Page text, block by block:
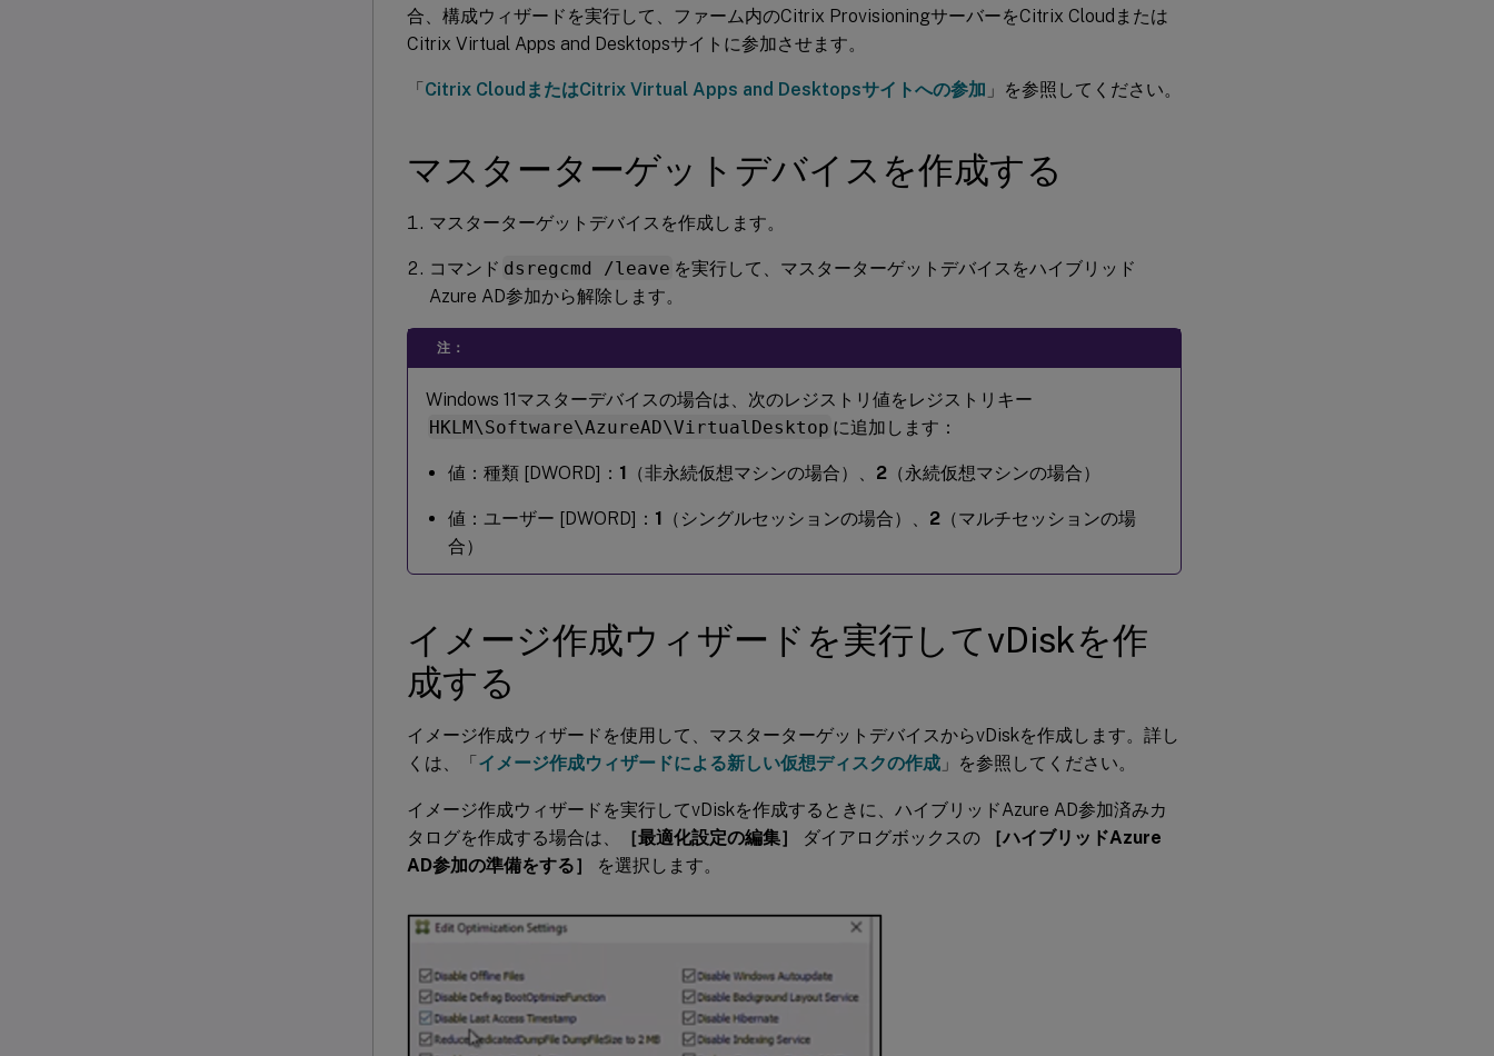
合、構成ウィザードを実行して、ファーム内のCitrix ProvisioningサーバーをCitrix Cloudまたは
Citrix Virtual Apps and Desktopsサイトに参加させます。
「Citrix CloudまたはCitrix Virtual Apps and Desktopsサイトへの参加 」を参照してください。
マスターターゲットデバイスを作成する
マスターターゲットデバイスを作成します。
コマンド dsregcmd /leave を実行して、マスターターゲットデバイスをハイブリッド
Azure AD参加から解除します。
注：
Windows 11マスターデバイスの場合は、次のレジストリ値をレジストリキー
HKLM\Software\AzureAD\VirtualDesktop に追加します：
値：種類 [DWORD]： 1 （非永続仮想マシンの場合）、 2 （永続仮想マシンの場合）
値：ユーザー [DWORD]： 1 （シングルセッションの場合）、 2 （マルチセッションの場
合）
イメージ作成ウィザードを実行してvDiskを作
成する
イメージ作成ウィザードを使用して、マスターターゲットデバイスからvDiskを作成します。詳し
くは、「イメージ作成ウィザードによる新しい仮想ディスクの作成 」を参照してください。
イメージ作成ウィザードを実行してvDiskを作成するときに、ハイブリッドAzure AD参加済みカ
タログを作成する場合は、
［最適化設定の編集］ ダイアログボックスの
［ハイブリッドAzure
AD参加の準備をする］
を選択します。